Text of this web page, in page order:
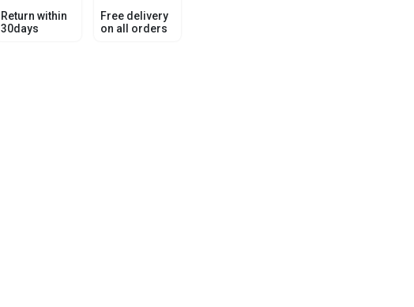
Return within
30days
Free delivery
on all orders